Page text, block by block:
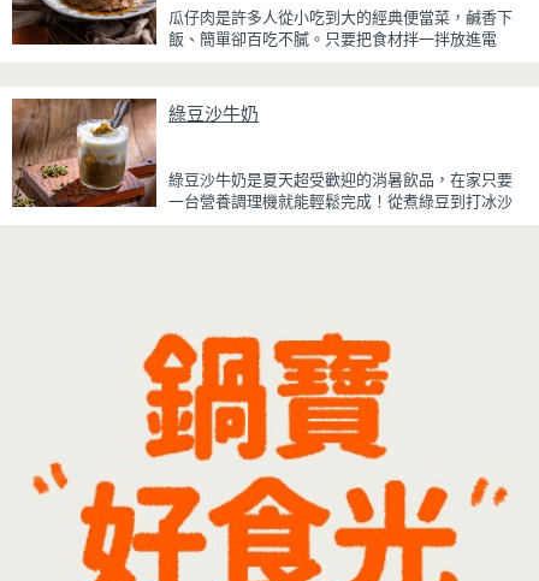
吃到淡淡的茶香。相較於傳統提拉米蘇，這款更清
爽、更低負擔，無論是下午茶、飯後甜點，或是正
瓜仔肉是許多人從小吃到大的經典便當菜，鹹香下
飯、簡單卻百吃不膩。只要把食材拌一拌放進電
蒸好的瓜仔肉鮮嫩多汁，絞肉吸飽脆瓜醬汁的甘甜
滿濃濃古早味，帶便當、配稀飯、配白飯都好吃，
讓人忍不住多扒好幾口飯，是一道簡單又美味的經
綠豆沙牛奶
綠豆沙牛奶是夏天超受歡迎的消暑飲品，在家只要
一台營養調理機就能輕鬆完成！從煮綠豆到打冰沙
炎夏日一定要喝一杯！